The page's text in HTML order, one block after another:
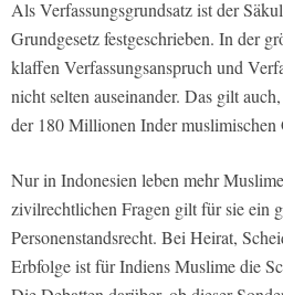
Als Verfassungsgrundsatz ist der
Grundgesetz festgeschrieben. In der
klaffen Verfassungsanspruch und
nicht selten auseinander. Das gilt
der 180 Millionen Inder muslimischen
Nur in Indonesien leben mehr
zivilrechtlichen Fragen gilt für sie ein
Personenstandsrecht. Bei Heirat,
Erbfolge ist für Indiens Muslime die